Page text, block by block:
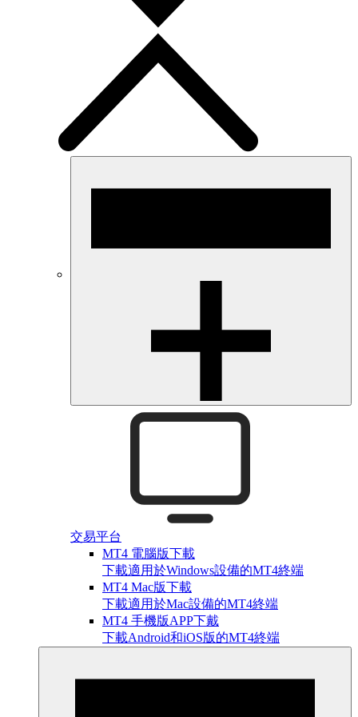
交易平台
MT4 電腦版下載
下載適用於Windows設備的MT4終端
MT4 Mac版下載
下載適用於Mac設備的MT4終端
MT4 手機版APP下戴
下載Android和iOS版的MT4終端